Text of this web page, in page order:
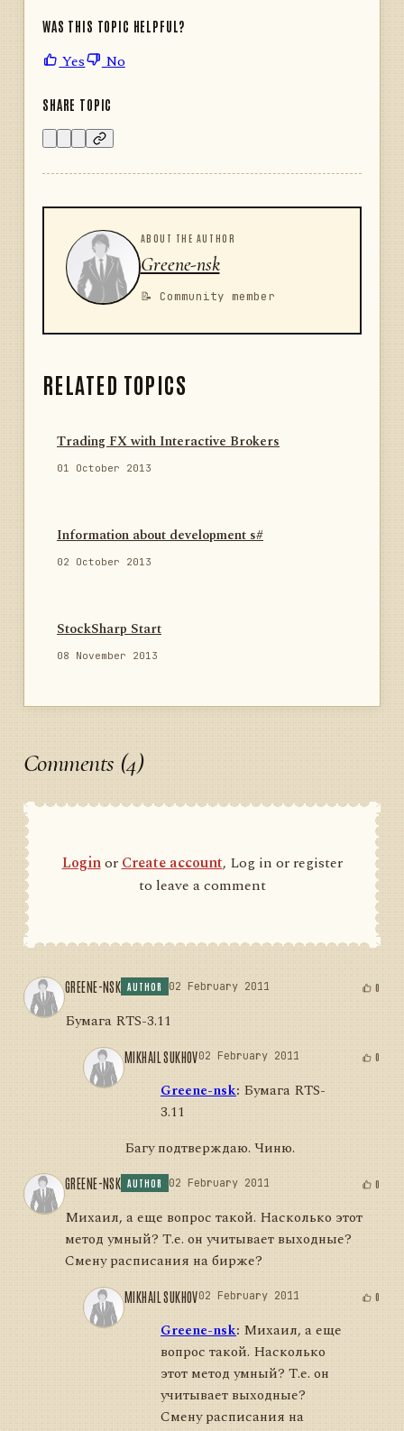
WAS THIS TOPIC HELPFUL?
Yes No
SHARE TOPIC
ABOUT THE AUTHOR
Greene-nsk
📝 Community member
RELATED TOPICS
Trading FX with Interactive Brokers
01 October 2013
Information about development s#
02 October 2013
StockSharp Start
08 November 2013
Comments (4)
LoginorCreate account, Log in or register
to leave a comment
GREENE-NSK AUTHOR 02 February 2011 0
Бумага RTS-3.11
MIKHAIL SUKHOV02 February 2011 0
Greene-nsk: Бумага RTS-
3.11
Багу подтверждаю. Чиню.
GREENE-NSK AUTHOR 02 February 2011 0
Михаил, а еще вопрос такой. Насколько этот
метод умный? Т.е. он учитывает выходные?
Смену расписания на бирже?
MIKHAIL SUKHOV02 February 2011 0
Greene-nsk: Михаил, а еще
вопрос такой. Насколько
этот метод умный? Т.е. он
учитывает выходные?
Смену расписания на